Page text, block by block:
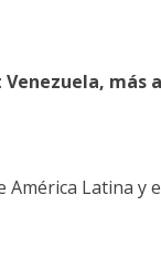
Venezuela, más
Latina y